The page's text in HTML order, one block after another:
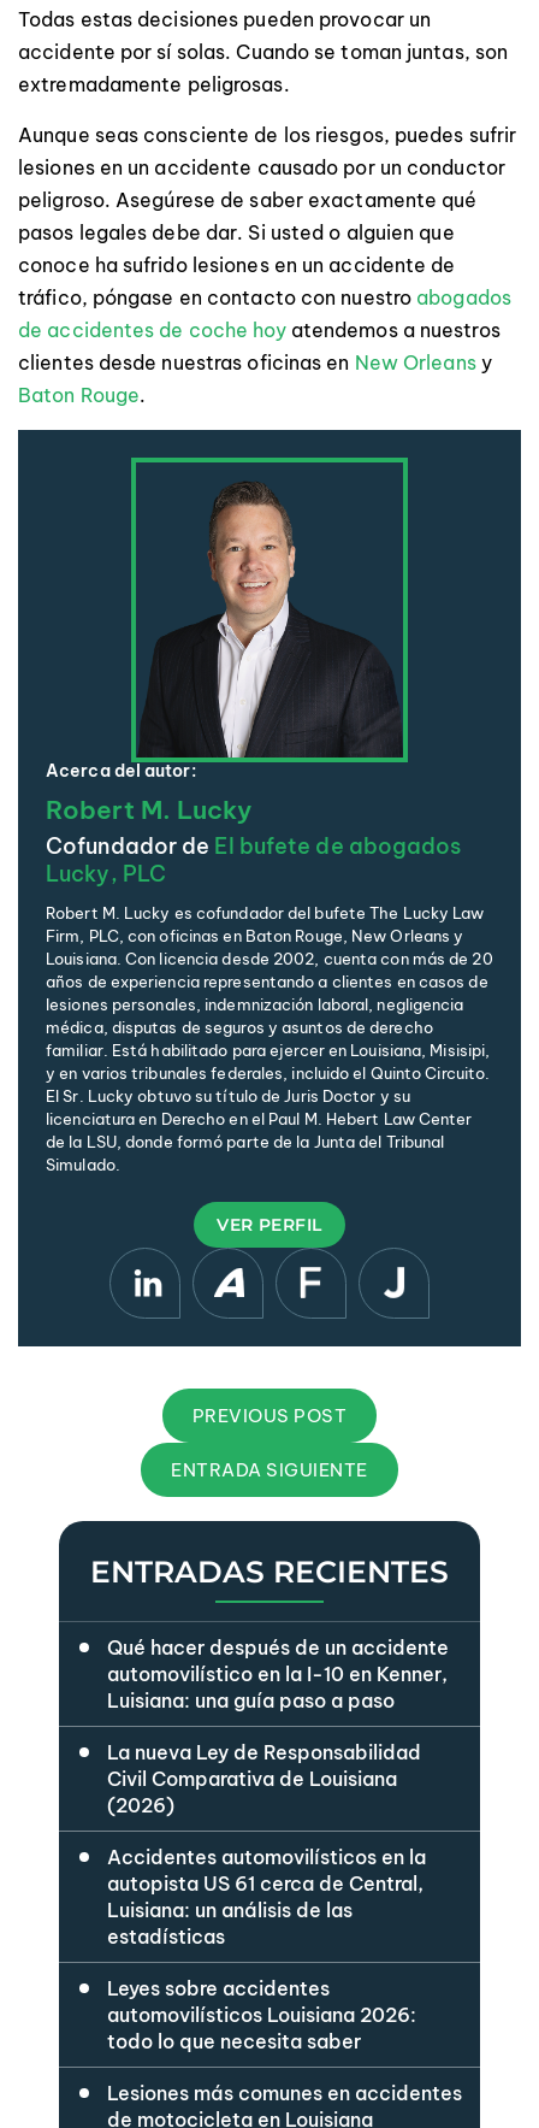
Todas estas decisiones pueden provocar un
accidente por sí solas. Cuando se toman juntas, son
extremadamente peligrosas.
Aunque seas consciente de los riesgos, puedes sufrir
lesiones en un accidente causado por un conductor
peligroso. Asegúrese de saber exactamente qué
pasos legales debe dar. Si usted o alguien que
conoce ha sufrido lesiones en un accidente de
tráfico, póngase en contacto con nuestro abogados
de accidentes de coche hoyatendemos a nuestros
clientes desde nuestras oficinas en New Orleansy
Baton Rouge.
Acerca del autor:
Robert M. Lucky
Cofundador de El bufete de abogados
Lucky, PLC
Robert M. Lucky es cofundador del bufete The Lucky Law
Firm, PLC, con oficinas en Baton Rouge, New Orleans y
Louisiana. Con licencia desde 2002, cuenta con más de 20
años de experiencia representando a clientes en casos de
lesiones personales, indemnización laboral, negligencia
médica, disputas de seguros y asuntos de derecho
familiar. Está habilitado para ejercer en Louisiana, Misisipi,
y en varios tribunales federales, incluido el Quinto Circuito.
El Sr. Lucky obtuvo su título de Juris Doctor y su
licenciatura en Derecho en el Paul M. Hebert Law Center
de la LSU, donde formó parte de la Junta del Tribunal
Simulado.
VER PERFIL
PREVIOUS POST
ENTRADA SIGUIENTE
ENTRADAS RECIENTES
Qué hacer después de un accidente
automovilístico en la I-10 en Kenner,
Luisiana: una guía paso a paso
La nueva Ley de Responsabilidad
Civil Comparativa de Louisiana
(2026)
Accidentes automovilísticos en la
autopista US 61 cerca de Central,
Luisiana: un análisis de las
estadísticas
Leyes sobre accidentes
automovilísticos Louisiana 2026:
todo lo que necesita saber
Lesiones más comunes en accidentes
de motocicleta en Louisiana